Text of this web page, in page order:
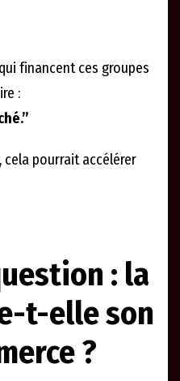
financent ces groupes
:
cela pourrait accélérer
: la
t-elle son
?